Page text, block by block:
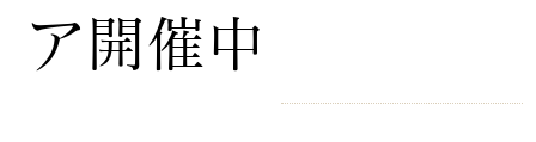
ア開催中